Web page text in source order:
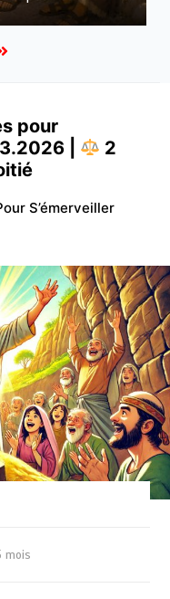
pour
|
2
S’émerveiller
mois